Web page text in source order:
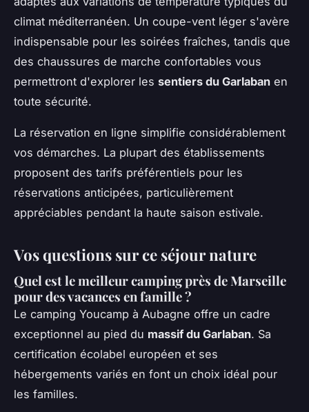
climat méditerranéen. Un coupe-vent léger s'avère
indispensable pour les soirées fraîches, tandis que
des chaussures de marche confortables vous
permettront d'explorer les sentiers du Garlaban en
toute sécurité.
La réservation en ligne simplifie considérablement
vos démarches. La plupart des établissements
proposent des tarifs préférentiels pour les
réservations anticipées, particulièrement
appréciables pendant la haute saison estivale.
Vos questions sur ce séjour nature
Quel est le meilleur camping près de Marseille
pour des vacances en famille ?
Le camping Youcamp à Aubagne offre un cadre
exceptionnel au pied du massif du Garlaban. Sa
certification écolabel européen et ses
hébergements variés en font un choix idéal pour
les familles.